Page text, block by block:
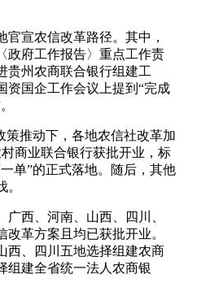
官宣农信改革路径。其中，
政府工作报告〉重点工作责
贵州农商联合银行组建工
资国企工作会议上提到“完成
策推动下，各地农信社改革加
商业联合银行获批开业，标
单”的正式落地。随后，其他
西、河南、山西、四川、
革方案且均已获批开业。
西、四川五地选择组建农商
组建全省统一法人农商银